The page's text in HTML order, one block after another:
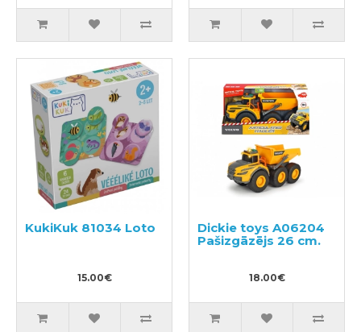
KukiKuk 81034 Loto
15.00€
Dickie toys A06204
Pašizgāzējs 26 cm.
18.00€